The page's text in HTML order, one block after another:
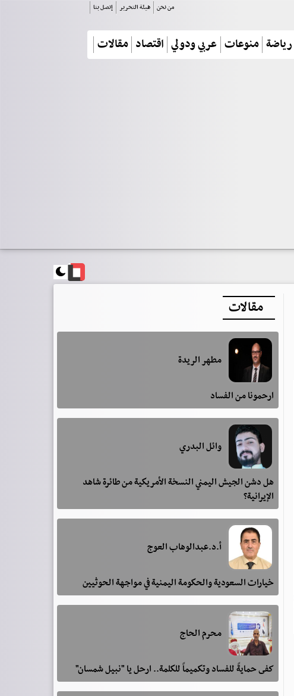
من نحن هيئة التحرير إتصل بنا
رياضة منوعات عربي ودولي اقتصاد مقالات
مقالات
مطهر الريدة
ارحمونا من الفساد
وائل البدري
هل دشن الجيش اليمني النسخة الأمريكية من طائرة شاهد
الإيرانية؟
أ.د.عبدالوهاب العوج
خيارات السعودية والحكومة اليمنية في مواجهة الحوثيين
محرم الحاج
كفى حمايةً للفساد وتكميماً للكلمة.. ارحل يا "نبيل شمسان"